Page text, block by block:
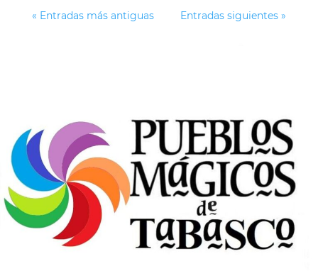
« Entradas más antiguas Entradas siguientes »